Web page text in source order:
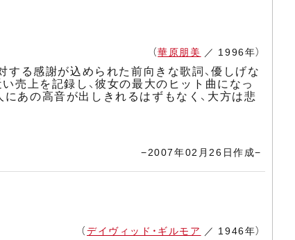
（華原朋美 ／ 1996年）
する感謝が込められた前向きな歌詞、優しげな
売上を記録し、彼女の最大のヒット曲になっ
あの高音が出しきれるはずもなく、大方は悲
−2007年02月26日作成−
（デイヴィッド・ギルモア ／ 1946年）